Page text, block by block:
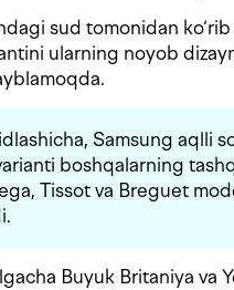
sud tomonidan
ularning noyob
Samsung aqlli
boshqalarning
Tissot va Breguet
Buyuk Britaniya va